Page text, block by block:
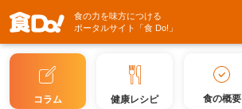
食の力を味方につける
ポータルサイト「食 Do!」
コラム 健康レシピ 食の概要